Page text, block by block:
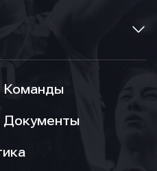
Команды
Документы